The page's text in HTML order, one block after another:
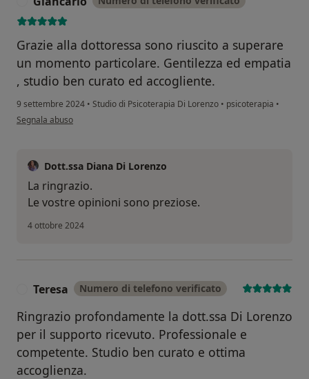
Grazie alla dottoressa sono riuscito a superare
un momento particolare. Gentilezza ed empatia
, studio ben curato ed accogliente.
9 settembre 2024 • Studio di Psicoterapia Di Lorenzo • psicoterapia •
secondo l'opinione dell'utente Giancarlo
Segnala abuso
Dott.ssa Diana Di Lorenzo
La ringrazio.
Le vostre opinioni sono preziose.
4 ottobre 2024
Teresa Numero di telefono verificato
Ringrazio profondamente la dott.ssa Di Lorenzo
per il supporto ricevuto. Professionale e
competente. Studio ben curato e ottima
accoglienza.